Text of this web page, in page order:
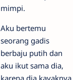
mimpi.
Aku bertemu
seorang gadis
berbaju putih dan
aku ikut sama dia,
karena dia kayaknya